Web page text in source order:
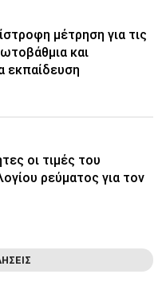
μέτρηση για τις
και
εκπαίδευση
οι τιμές του
ρεύματος για τον